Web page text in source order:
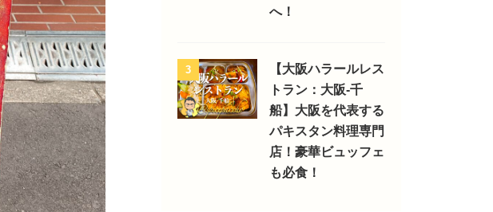
へ！
3
【大阪ハラールレス
トラン：大阪-千
船】大阪を代表する
パキスタン料理専門
店！豪華ビュッフェ
も必食！